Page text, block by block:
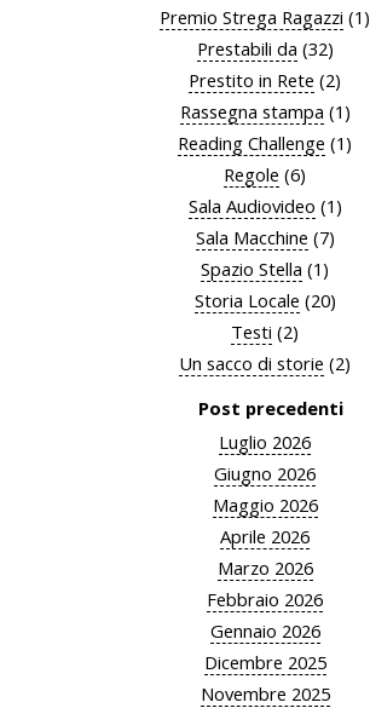
Premio Strega Ragazzi (1)
Prestabili da (32)
Prestito in Rete (2)
Rassegna stampa (1)
Reading Challenge (1)
Regole (6)
Sala Audiovideo (1)
Sala Macchine (7)
Spazio Stella (1)
Storia Locale (20)
Testi (2)
Un sacco di storie (2)
Post precedenti
Luglio 2026
Giugno 2026
Maggio 2026
Aprile 2026
Marzo 2026
Febbraio 2026
Gennaio 2026
Dicembre 2025
Novembre 2025